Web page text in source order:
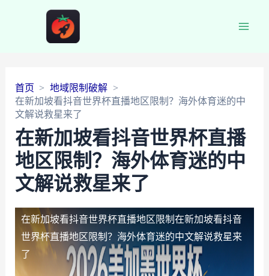
首页
地域限制破解
在新加坡看抖音世界杯直播地区限制？海外体育迷的中
文解说救星来了
在新加坡看抖音世界杯直播
地区限制？海外体育迷的中
文解说救星来了
在新加坡看抖音世界杯直播地区限制 在新加坡看抖音
世界杯直播地区限制？海外体育迷的中文解说救星来
了